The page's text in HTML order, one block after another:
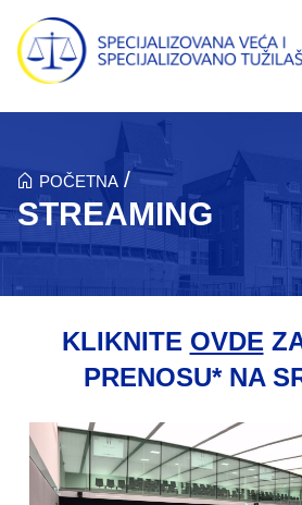
Skip to main content
POČETNA /
STREAMING
KLIKNITE OVDE
PRENOSU* NA